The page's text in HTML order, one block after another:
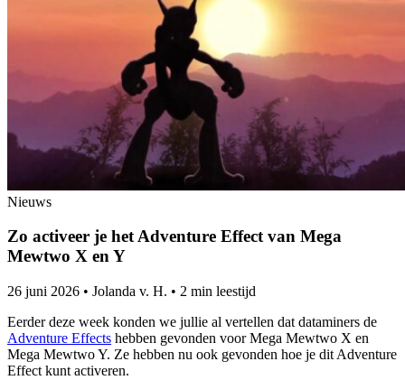
Nieuws
Zo activeer je het Adventure Effect van Mega
Mewtwo X en Y
26 juni 2026 • Jolanda v. H. • 2 min leestijd
Eerder deze week konden we jullie al vertellen dat dataminers de
Adventure Effects hebben gevonden voor Mega Mewtwo X en
Mega Mewtwo Y. Ze hebben nu ook gevonden hoe je dit Adventure
Effect kunt activeren.